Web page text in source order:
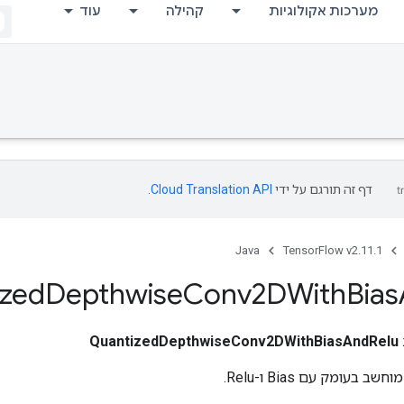
מערכות אקולוגיות קהילה עוד
דף זה תורגם על ידי Cloud Translation API
TensorFlow v2.11.1
Java
DepthwiseConv2DWithBias
QuantizedDepthwiseConv2DWithBiasAndRelu